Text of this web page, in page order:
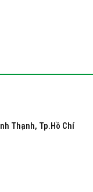
Thạnh, Tp.Hồ Chí